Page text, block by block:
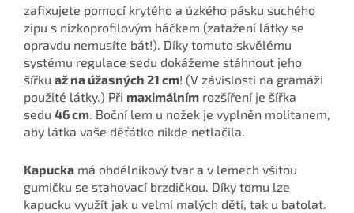
zafixujete pomocí krytého a úzkého pásku suchého
zipu s nízkoprofilovým háčkem (zatažení látky se
opravdu nemusíte bát!). Díky tomuto skvělému
systému regulace sedu dokážeme stáhnout jeho
šířku až na úžasných 21 cm! (V závislosti na gramáži
použité látky.) Při maximálním rozšíření je šířka
sedu 46 cm. Boční lem u nožek je vyplněn molitanem,
aby látka vaše děťátko nikde netlačila.
Kapucka má obdélníkový tvar a v lemech všitou
gumičku se stahovací brzdičkou. Díky tomu lze
kapucku využít jak u velmi malých dětí, tak u batolat.